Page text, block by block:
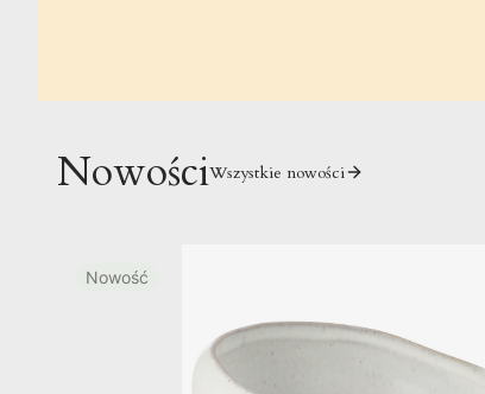
NowościWszystkie nowości
Nowość